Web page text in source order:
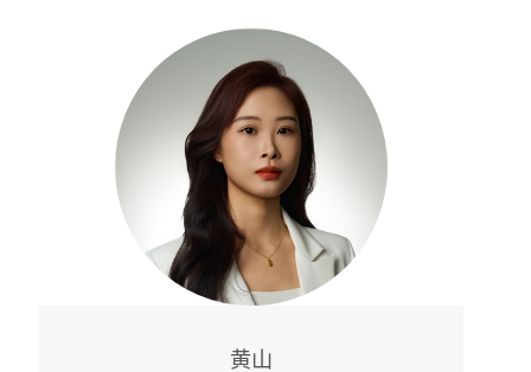
姜雪